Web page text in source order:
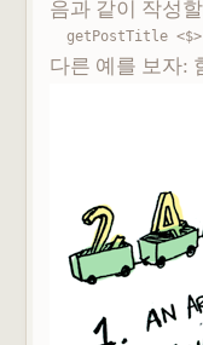
음과 같이 작성
getPostTitle
다른 예를 보자: